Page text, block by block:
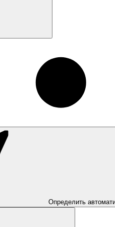
Определить